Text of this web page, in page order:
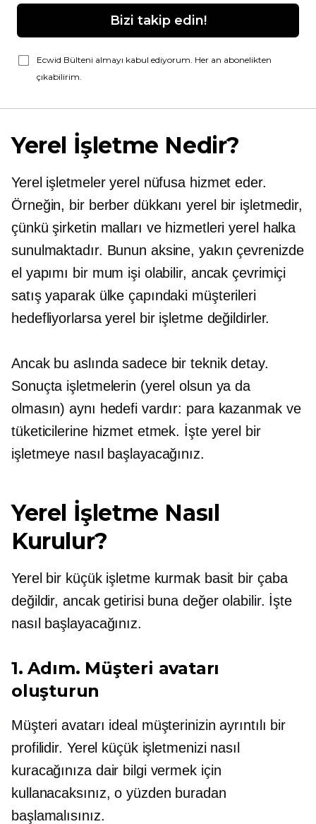
Bizi takip edin!
Ecwid Bülteni almayı kabul ediyorum. Her an abonelikten
çıkabilirim.
Yerel İşletme Nedir?
Yerel işletmeler yerel nüfusa hizmet eder.
Örneğin, bir berber dükkanı yerel bir işletmedir,
çünkü şirketin malları ve hizmetleri yerel halka
sunulmaktadır. Bunun aksine, yakın çevrenizde
el yapımı bir mum işi olabilir, ancak çevrimiçi
satış yaparak ülke çapındaki müşterileri
hedefliyorlarsa yerel bir işletme değildirler.
Ancak bu aslında sadece bir teknik detay.
Sonuçta işletmelerin (yerel olsun ya da
olmasın) aynı hedefi vardır: para kazanmak ve
tüketicilerine hizmet etmek. İşte yerel bir
işletmeye nasıl başlayacağınız.
Yerel İşletme Nasıl
Kurulur?
Yerel bir küçük işletme kurmak basit bir çaba
değildir, ancak getirisi buna değer olabilir. İşte
nasıl başlayacağınız.
1. Adım. Müşteri avatarı
oluşturun
Müşteri avatarı ideal müşterinizin ayrıntılı bir
profilidir. Yerel küçük işletmenizi nasıl
kuracağınıza dair bilgi vermek için
kullanacaksınız, o yüzden buradan
başlamalısınız.